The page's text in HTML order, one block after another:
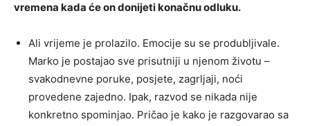
vremena kada će on donijeti konačnu odluku.
Ali vrijeme je prolazilo. Emocije su se produbljivale.
Marko je postajao sve prisutniji u njenom životu –
svakodnevne poruke, posjete, zagrljaji, noći
provedene zajedno. Ipak, razvod se nikada nije
konkretno spominjao. Pričao je kako je razgovarao sa